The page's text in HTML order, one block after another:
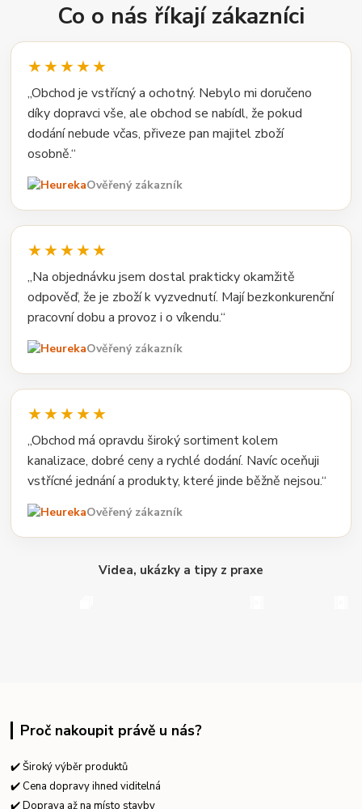
Co o nás říkají zákazníci
★★★★★
„Obchod je vstřícný a ochotný. Nebylo mi doručeno
díky dopravci vše, ale obchod se nabídl, že pokud
dodání nebude včas, přiveze pan majitel zboží
osobně.“
Ověřený zákazník
★★★★★
„Na objednávku jsem dostal prakticky okamžitě
odpověď, že je zboží k vyzvednutí. Mají bezkonkurenční
pracovní dobu a provoz i o víkendu.“
Ověřený zákazník
★★★★★
„Obchod má opravdu široký sortiment kolem
kanalizace, dobré ceny a rychlé dodání. Navíc oceňuji
vstřícné jednání a produkty, které jinde běžně nejsou.“
Ověřený zákazník
Videa, ukázky a tipy z praxe
Proč nakoupit právě u nás?
✔️ Široký výběr produktů
✔️ Cena dopravy ihned viditelná
✔️ Doprava až na místo stavby